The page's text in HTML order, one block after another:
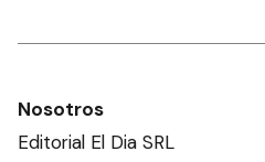
Nosotros
Editorial El Dia SRL